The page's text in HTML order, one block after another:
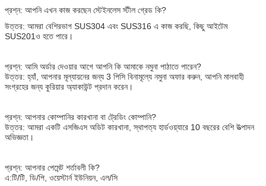
প্রশ্ন: আপনি এখন কাজ করছেন স্টেইনলেস স্টীল গ্রেড কি?
উত্তর: আমরা বেশিরভাগ SUS304 এবং SUS316 এ কাজ করছি, কিছু আইটেম
SUS201ও হতে পারে।
প্রশ্ন: আমি অর্ডার দেওয়ার আগে আপনি কি আমাকে নমুনা পাঠাতে পারেন?
উত্তর: হ্যাঁ, আপনার মূল্যায়নের জন্য 3 পিসি বিনামূল্যে নমুনা অফার করুন, আপনি মালবাহী
সংগ্রহের জন্য কুরিয়ার অ্যাকাউন্ট প্রদান করেন।
প্রশ্ন: আপনার কোম্পানির কারখানা বা ট্রেডিং কোম্পানি?
উত্তর: আমরা একটি এসজিএস অডিট কারখানা, স্থাপত্য হার্ডওয়্যারে 10 বছরের বেশি উত্পাদন
অভিজ্ঞতা।
প্রশ্ন: আপনার পেমেন্ট শর্তাবলী কি?
এ:টি/টি, ডি/পি, ওয়েস্টার্ন ইউনিয়ন, এল/সি